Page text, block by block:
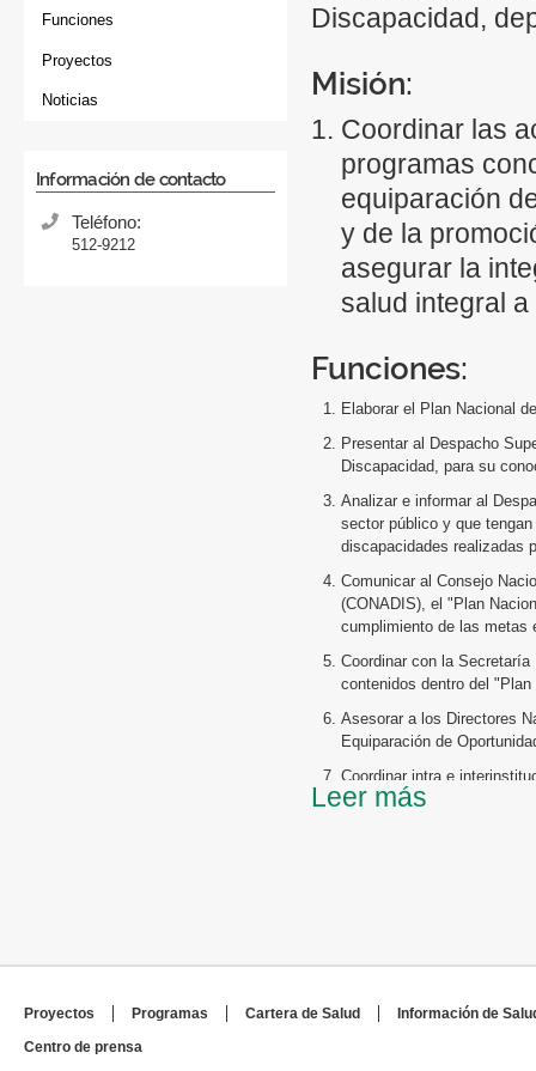
Funciones
Proyectos
Noticias
Información de contacto
Teléfono:
512-9212
Discapacidad,
Misión:
Coordinar las
programas
equiparación
y de la
asegurar la
salud integral
Funciones:
Elaborar el Plan Nacional
Presentar al Despacho
Discapacidad, para su
Analizar e informar al
sector público y que
discapacidades realizadas
Comunicar al Consejo
(CONADIS), el "Plan
cumplimiento de las metas
Coordinar con la
contenidos dentro del
Asesorar a los Directores
Equiparación de
Coordinar intra e
promoción, provisión,
desarrollo de programas y
Evaluar periódicamente
Leer más
Proyectos Programas Cartera de Salud
Información de
Centro de prensa